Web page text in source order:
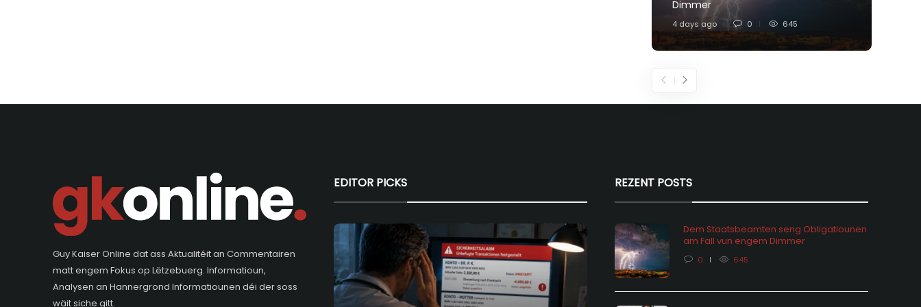
Dimmer
4 days ago 0 645
Guy Kaiser Online dat ass Aktualitéit an Commentairen
matt engem Fokus op Lëtzebuerg. Informatioun,
Analysen an Hannergrond Informatiounen déi der soss
wäit siche gitt.
EDITOR PICKS REZENT POSTS
Dem Staatsbeamten seng Obligatiounen
am Fall vun engem Dimmer
0 645